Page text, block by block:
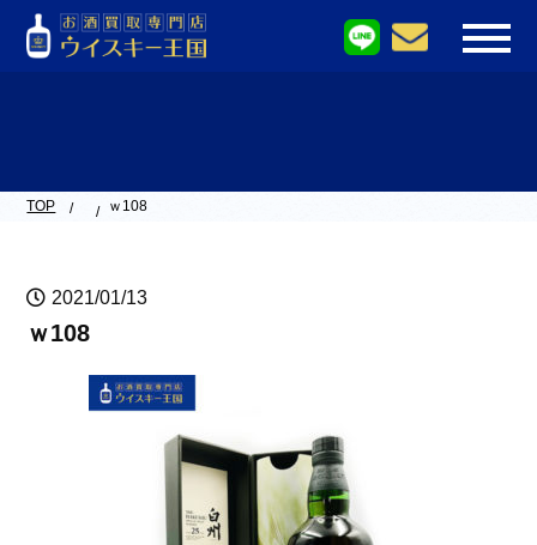
TOP ｗ108
2021/01/13
ｗ108